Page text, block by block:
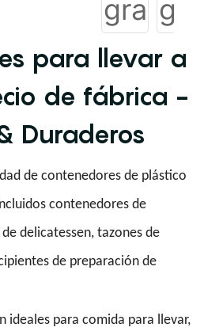
para llevar a
de fábrica -
Duraderos
de contenedores de plástico
contenedores de
delicatessen, tazones de
de preparación de
ideales para comida para llevar,